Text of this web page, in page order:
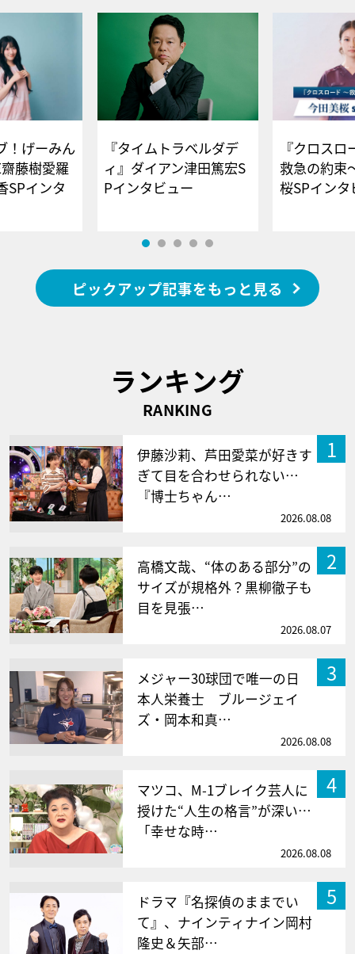
！げーみん
藤樹愛羅
SPインタ
『タイムトラベルダデ
ィ』ダイアン津田篤宏S
Pインタビュー
『クロス
救急の約束
桜SPイ
ピックアップ記事をもっと見る
ランキング
RANKING
1
伊藤沙莉、芦田愛菜が好きす
ぎて目を合わせられない…
『博士ちゃん…
2026.08.08
2
高橋文哉、“体のある部分”の
サイズが規格外？黒柳徹子も
目を見張…
2026.08.07
3
メジャー30球団で唯一の日
本人栄養士 ブルージェイ
ズ・岡本和真…
2026.08.08
4
マツコ、M-1ブレイク芸人に
授けた“人生の格言”が深い…
「幸せな時…
2026.08.08
5
ドラマ『名探偵のままでい
て』、ナインティナイン岡村
隆史＆矢部…